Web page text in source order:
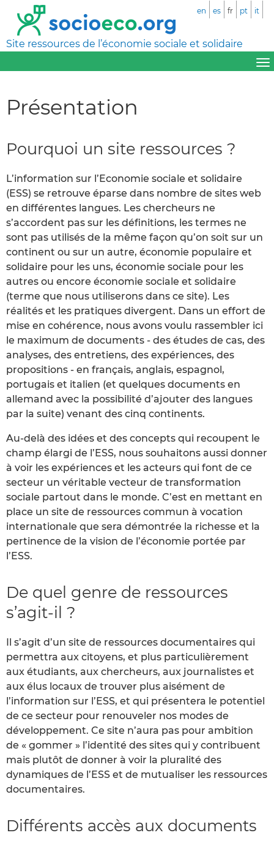
Site ressources de l’économie sociale et solidaire
en es fr pt it
Présentation
Pourquoi un site ressources ?
L’information sur l’Economie sociale et solidaire
(ESS) se retrouve éparse dans nombre de sites web
en différentes langues. Les chercheurs ne
s’accordent pas sur les définitions, les termes ne
sont pas utilisés de la même façon qu’on soit sur un
continent ou sur un autre, économie populaire et
solidaire pour les uns, économie sociale pour les
autres ou encore économie sociale et solidaire
(terme que nous utiliserons dans ce site). Les
réalités et les pratiques divergent. Dans un effort de
mise en cohérence, nous avons voulu rassembler ici
le maximum de documents - des études de cas, des
analyses, des entretiens, des expériences, des
propositions - en français, anglais, espagnol,
portugais et italien (et quelques documents en
allemand avec la possibilité d’ajouter des langues
par la suite) venant des cinq continents.
Au-delà des idées et des concepts qui recoupent le
champ élargi de l’ESS, nous souhaitons aussi donner
à voir les expériences et les acteurs qui font de ce
secteur un véritable vecteur de transformation
sociale partout dans le monde. C’est en mettant en
place un site de ressources commun à vocation
internationale que sera démontrée la richesse et la
pertinence de la vision de l’économie portée par
l’ESS.
De quel genre de ressources
s’agit-il ?
Il s’agit d’un site de ressources documentaires qui
permettra aux citoyens, et plus particulièrement
aux étudiants, aux chercheurs, aux journalistes et
aux élus locaux de trouver plus aisément de
l’information sur l’ESS, et qui présentera le potentiel
de ce secteur pour renouveler nos modes de
développement. Ce site n’aura pas pour ambition
de « gommer » l’identité des sites qui y contribuent
mais plutôt de donner à voir la pluralité des
dynamiques de l’ESS et de mutualiser les ressources
documentaires.
Différents accès aux documents